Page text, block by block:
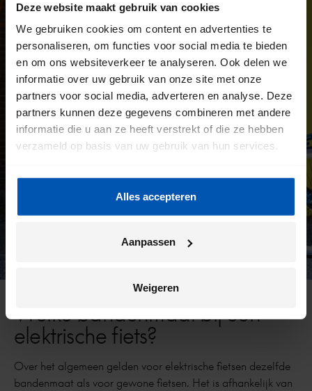
Deze website maakt gebruik van cookies
We gebruiken cookies om content en advertenties te
personaliseren, om functies voor social media te bieden
en om ons websiteverkeer te analyseren. Ook delen we
informatie over uw gebruik van onze site met onze
partners voor social media, adverteren en analyse. Deze
partners kunnen deze gegevens combineren met andere
informatie die u aan ze heeft verstrekt of die ze hebben
verzameld op basis van uw gebruik van hun services.
Alles accepteren
Aanpassen
Weigeren
Welke bandenmaat bij een
elektrische fiets?
Over het algemeen gelden voor elektrische fietsen dezelfde
bandenmaat als voor gewone fietsen. Het is afhankelijk van